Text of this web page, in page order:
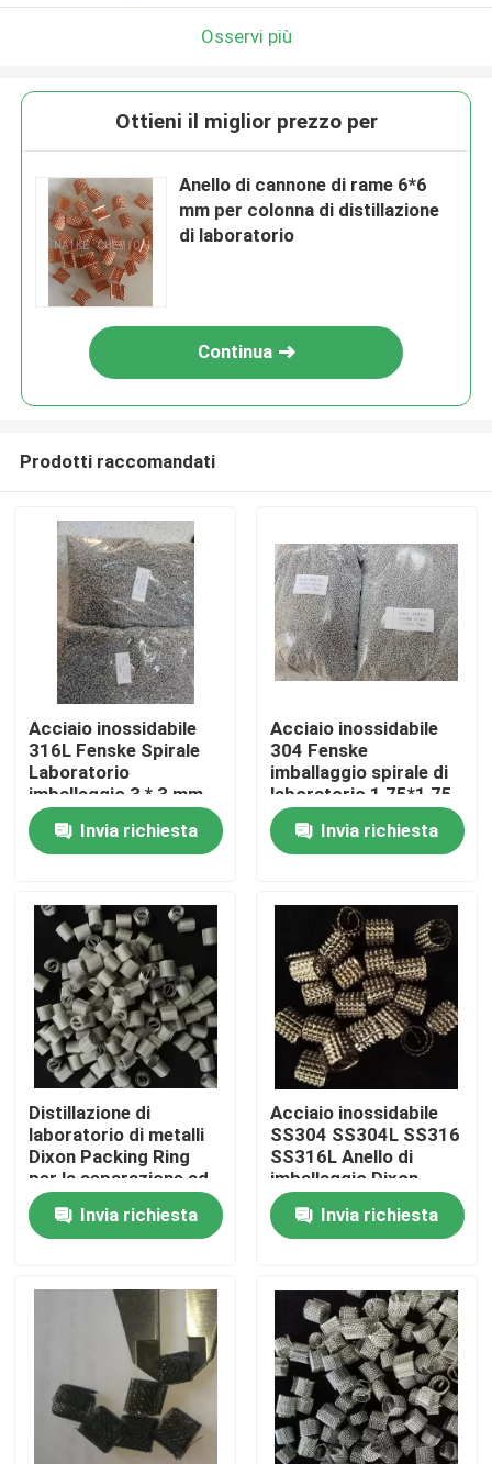
Casa.
Video
Su di noi
Visita alla fabbrica
Controllo della qualità
Contattaci
Chiedi un preventivo
Stagno molecolare PSA
Zeolite a setaccio molecolare
Osservi più
Ottieni il miglior prezzo per
Anello di cannone di rame 6*6
mm per colonna di distillazione
di laboratorio
Continua
Prodotti raccomandati
Acciaio inossidabile
316L Fenske Spirale
Laboratorio
imballaggio 3 * 3 mm
per processo di
separazione di alta
purezza
Invia richiesta
Acciaio inossidabile
304 Fenske
imballaggio spirale di
laboratorio 1,75*1,75
mm per il processo di
distillazioneInvia richiesta
Distillazione di
laboratorio di metalli
Dixon Packing Ring
per la separazione ad
alta purezza
Invia richiesta
Acciaio inossidabile
SS304 SS304L SS316
SS316L Anello di
imballaggio Dixon
perforato
Invia richiesta